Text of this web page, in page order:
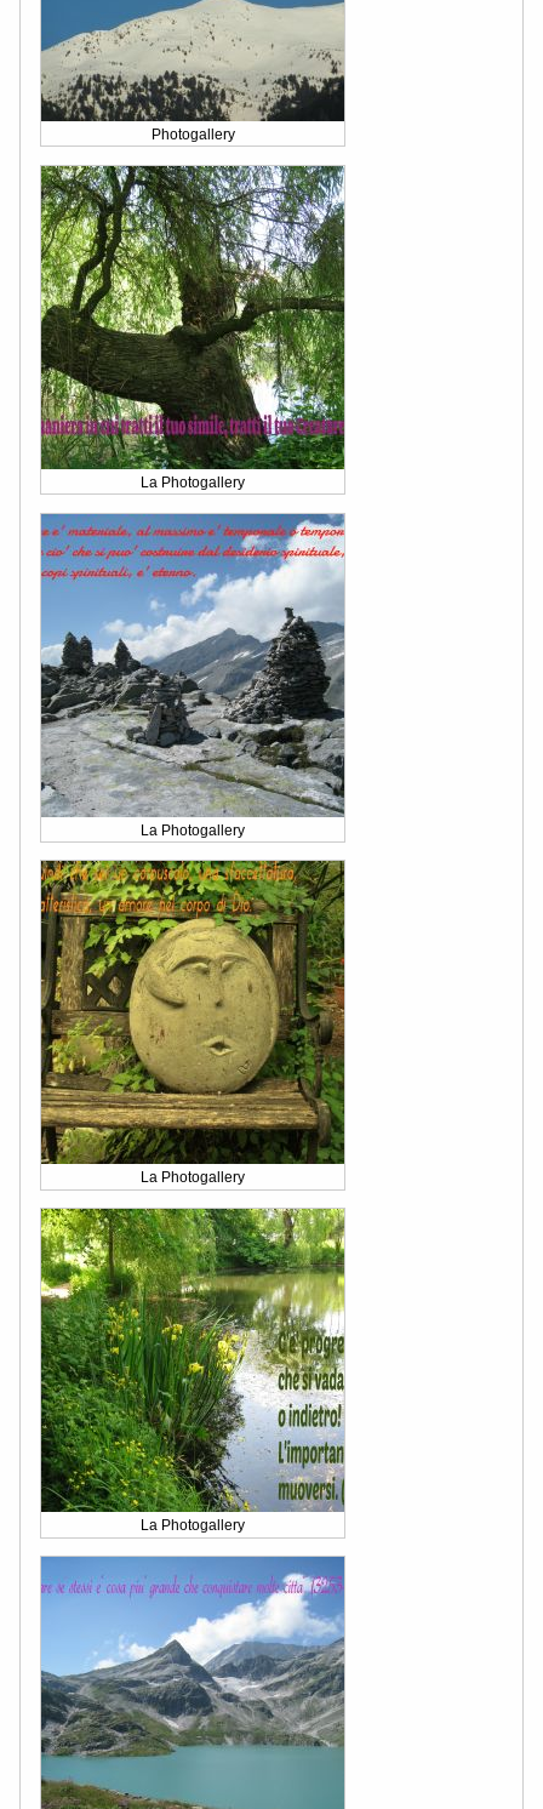
Photogallery
La Photogallery
La Photogallery
La Photogallery
La Photogallery